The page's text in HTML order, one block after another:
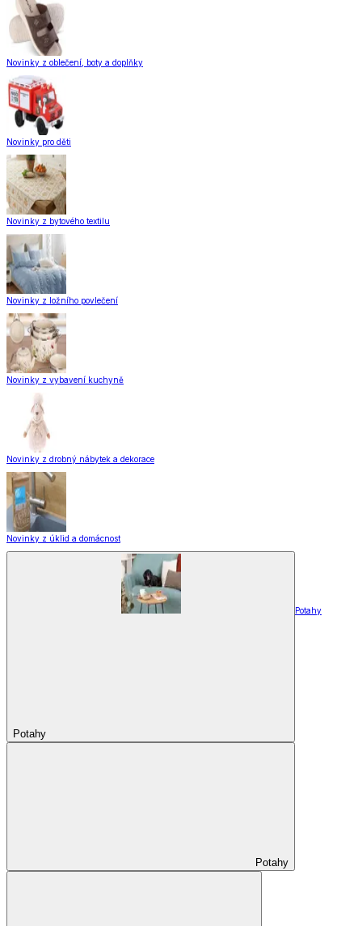
Novinky z oblečení, boty a doplňky
Novinky pro děti
Novinky z bytového textilu
Novinky z ložního povlečení
Novinky z vybavení kuchyně
Novinky z drobný nábytek a dekorace
Novinky z úklid a domácnost
Potahy
Potahy
Potahy